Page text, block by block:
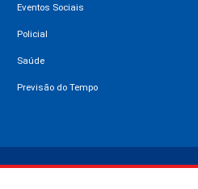
Eventos Sociais
Policial
Saúde
Previsão do Tempo